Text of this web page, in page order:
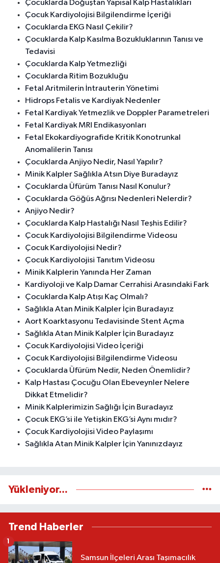
Çocuklarda Doğuştan Yapısal Kalp Hastalıkları
Çocuk Kardiyolojisi Bilgilendirme İçeriği
Çocuklarda EKG Nasıl Çekilir?
Çocuklarda Kalp Kasılma Bozukluklarının Tanısı ve
Tedavisi
Çocuklarda Kalp Yetmezliği
Çocuklarda Ritim Bozukluğu
Fetal Aritmilerin İntrauterin Yönetimi
Hidrops Fetalis ve Kardiyak Nedenler
Fetal Kardiyak Yetmezlik ve Doppler Parametreleri
Fetal Kardiyak MRI Endikasyonları
Fetal Ekokardiyografide Kritik Konotrunkal
Anomalilerin Tanısı
Çocuklarda Anjiyo Nedir, Nasıl Yapılır?
Minik Kalpler Sağlıkla Atsın Diye Buradayız
Çocuklarda Üfürüm Tanısı Nasıl Konulur?
Çocuklarda Göğüs Ağrısı Nedenleri Nelerdir?
Anjiyo Nedir?
Çocuklarda Kalp Hastalığı Nasıl Teşhis Edilir?
Çocuk Kardiyolojisi Bilgilendirme Videosu
Çocuk Kardiyolojisi Nedir?
Çocuk Kardiyolojisi Tanıtım Videosu
Minik Kalplerin Yanında Her Zaman
Kardiyoloji ve Kalp Damar Cerrahisi Arasındaki Fark
Çocuklarda Kalp Atışı Kaç Olmalı?
Sağlıkla Atan Minik Kalpler İçin Buradayız
Aort Koarktasyonu Tedavisinde Stent Açma
Sağlıkla Atan Minik Kalpler İçin Buradayız
Çocuk Kardiyolojisi Video İçeriği
Çocuk Kardiyolojisi Bilgilendirme Videosu
Çocuklarda Üfürüm Nedir, Neden Önemlidir?
Kalp Hastası Çocuğu Olan Ebeveynler Nelere
Dikkat Etmelidir?
Minik Kalplerimizin Sağlığı İçin Buradayız
Çocuk EKG’si ile Yetişkin EKG’si Aynı mıdır?
Çocuk Kardiyolojisi Video Paylaşımı
Sağlıkla Atan Minik Kalpler İçin Yanınızdayız
Yükleniyor...
Trend Haberler
Samsun İlçeleri Arası Taşımacılık
1